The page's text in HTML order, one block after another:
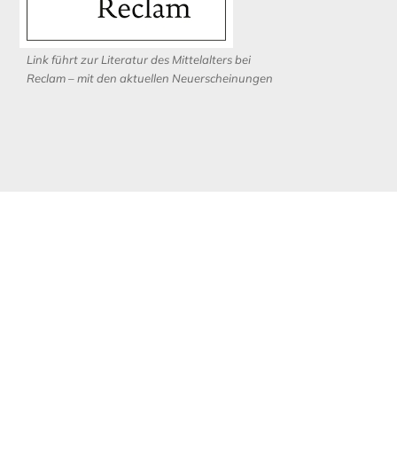
Link führt zur Literatur des Mittelalters bei
Reclam – mit den aktuellen Neuerscheinungen